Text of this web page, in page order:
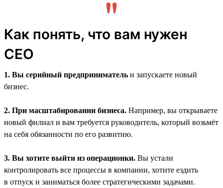
Как понять, что вам нужен
CEO
1. Вы серийный предприниматель и запускаете новый
бизнес.
2. При масштабировании бизнеса. Например, вы открываете
новый филиал и вам требуется руководитель, который возьмёт
на себя обязанности по его развитию.
3. Вы хотите выйти из операционки. Вы устали
контролировать все процессы в компании, хотите ездить
в отпуск и заниматься более стратегическими задачами.